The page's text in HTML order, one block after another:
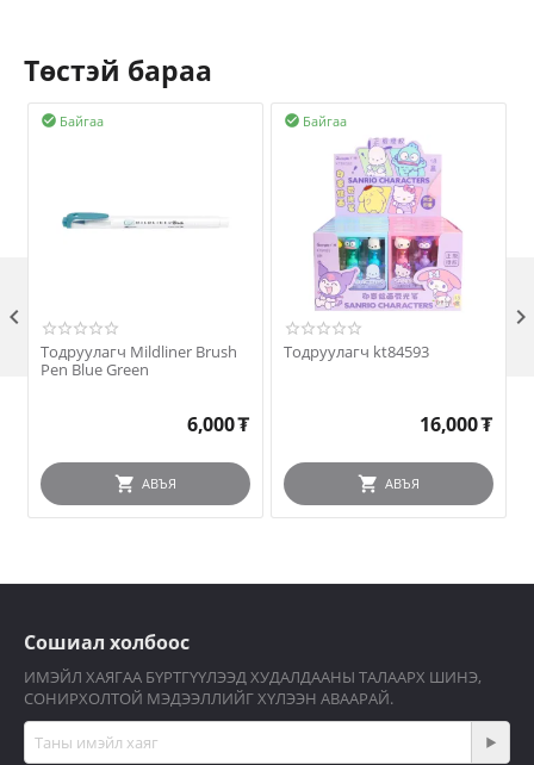
Төстэй бараа
Байгаа

Тодруулагч Mildliner Brush
Pen Blue Green
6,000₮
АВЪЯ
Байгаа

Тодруулагч kt84593
16,000₮
АВЪЯ
 
Сошиал холбоос
ИМЭЙЛ ХАЯГАА БҮРТГҮҮЛЭЭД ХУДАЛДААНЫ ТАЛААРХ ШИНЭ,
СОНИРХОЛТОЙ МЭДЭЭЛЛИЙГ ХҮЛЭЭН АВААРАЙ.